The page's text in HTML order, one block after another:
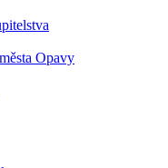
Opavy